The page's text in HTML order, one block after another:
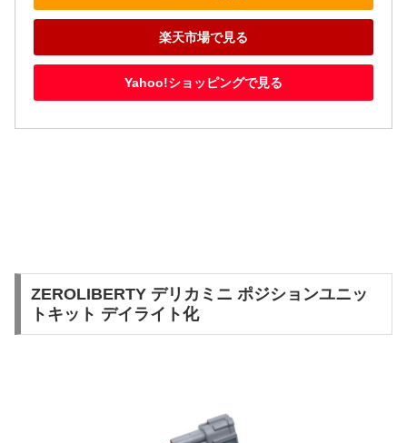
楽天市場で見る
Yahoo!ショッピングで見る
ZEROLIBERTY デリカミニ ポジションユニッ
トキット デイライト化